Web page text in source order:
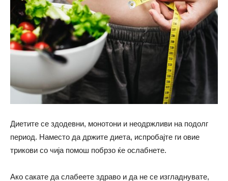
Диетите се здодевни, монотони и неодржливи на подолг
период. Наместо да држите диета, испробајте ги овие
трикови со чија помош побрзо ќе ослабнете.
Ако сакате да слабеете здраво и да не се изгладнувате,